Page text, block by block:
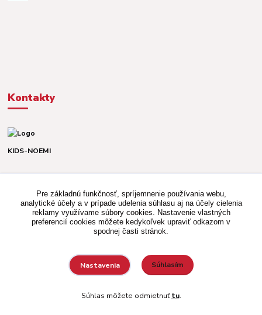
Kontakty
KIDS-NOEMI
(Po-Pia, 8-16 hod.)
kidsnoemi.shop@gmail.com
Pre základnú funkčnosť, spríjemnenie používania webu,
analytické účely a v prípade udelenia súhlasu aj na účely cielenia
reklamy využívame súbory cookies. Nastavenie vlastných
preferencií cookies môžete kedykoľvek upraviť odkazom v
spodnej časti stránok.
Nastavenia Súhlasím
Súhlas môžete odmietnuťtu.